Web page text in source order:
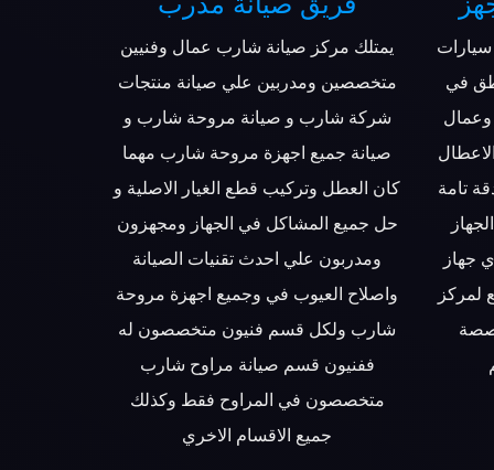
يمتلك مركز صيانة شارب عمال وفنيين
متخصصين ومدربين علي صيانة منتجات
شركة شارب و صيانة مروحة شارب و
صيانة جميع اجهزة مروحة شارب مهما
كان العطل وتركيب قطع الغيار الاصلية و
حل جميع المشاكل في الجهاز ومجهزون
ومدربون علي احدث تقنيات الصيانة
واصلاح العيوب في وجميع اجهزة مروحة
شارب ولكل قسم فنيون متخصصون له
ففنيون قسم صيانة مراوح شارب
متخصصون في المراوح فقط وكذلك
جميع الاقسام الاخري
في
تامة
جهاز
لمركز